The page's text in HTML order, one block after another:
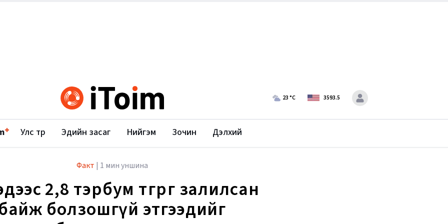
23°C 3593.5
+ Улс төр Эдийн засаг Нийгэм Зочин Дэлхий
Факт | 1 мин уншина
2,8 тэрбум төгрөг залилсан
болзошгүй этгээдийг